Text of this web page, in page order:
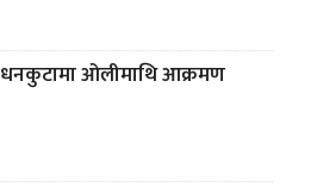
धनकुटामा ओलीमाथि आक्रमण